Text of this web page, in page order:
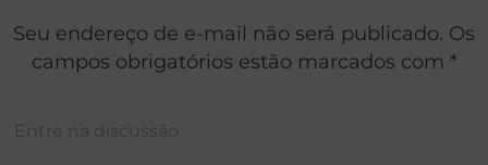
Seu endereço de e-mail não será publicado. Os
campos obrigatórios estão marcados com *